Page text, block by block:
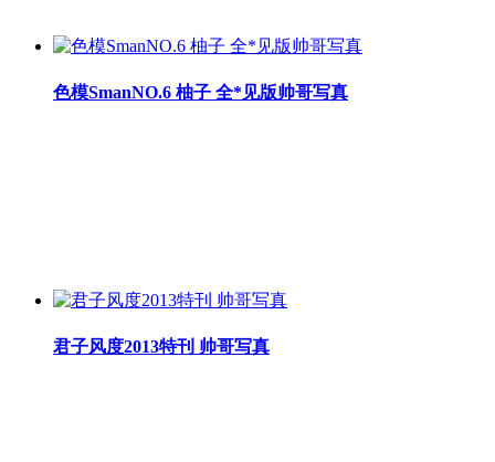
色模SmanNO.6 柚子 全*见版帅哥写真
君子风度2013特刊 帅哥写真